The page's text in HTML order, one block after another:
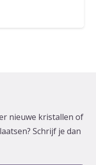
nieuwe kristallen of
Schrijf je dan